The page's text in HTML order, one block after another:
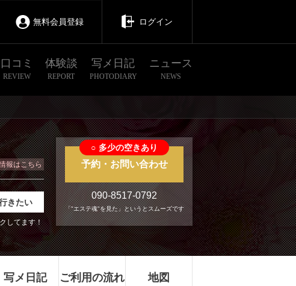
無料会員登録 ログイン
口コミ
REVIEW
体験談
REPORT
写メ日記
PHOTODIARY
ニュース
NEWS
きたい
してます！
報はこちら
○ 多少の空きあり
予約・お問い合わせ
090-8517-0792
「"エステ魂"を見た」というとスムーズです
写メ日記 ご利用の流れ 地図